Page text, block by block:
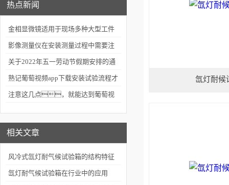
热点新闻
金相显微镜适用于现场多种大型工件
的金相检查
影像测量仪在安装测量过程中需要注
意什么
关于2022年五一劳动节假期安排的通
知
熟记葡萄视频app下载安装试验流程才
能正确使用
注意这几点，就能达到葡萄视
相关文章
风冷式氙灯耐气候试验箱的结构特征
氙灯耐气候试验箱在行业中的应用
氙灯耐候